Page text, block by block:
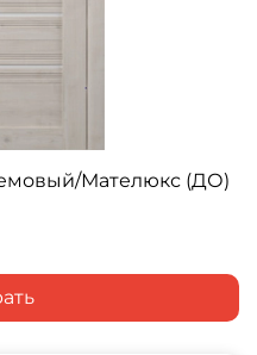
Мателюкс (ДО)